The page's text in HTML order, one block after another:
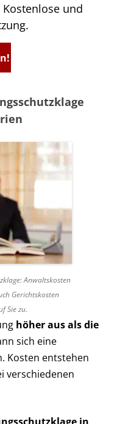
und
Anwaltskosten
Gerichtskosten
Sie zu.
höher aus als die
sich eine
Kosten entstehen
verschiedenen